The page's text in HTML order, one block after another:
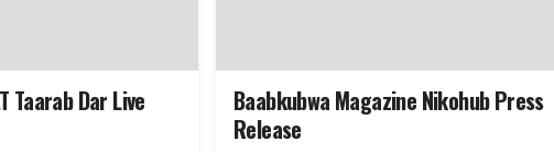
Taarab Dar Live
Baabkubwa Magazine Nikohub Press
Release